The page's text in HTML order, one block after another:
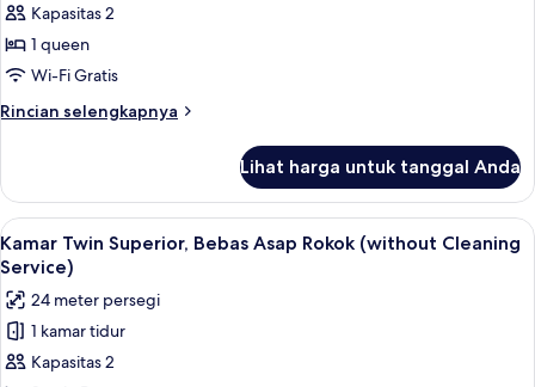
No
cleaning)
Double,
Bebas
Asap
Rokok
(Queen
without
Cleaning
Service)
Kapasitas 2
1 queen
Wi-Fi Gratis
Rincian selengkapnya
Rincian
Kamar
Double,
Bebas
Asap
(Queen
Room
without
Cleaning
Lihat harga untuk tanggal Anda
Lihat
semua
foto
untuk
Kamar
Twin
Brankas, meja kerja, kedap suara,
6
Kamar Twin Superior, Bebas Asap Rokok (without Cleaning
Service)
24 meter persegi
1 kamar tidur
Kapasitas 2